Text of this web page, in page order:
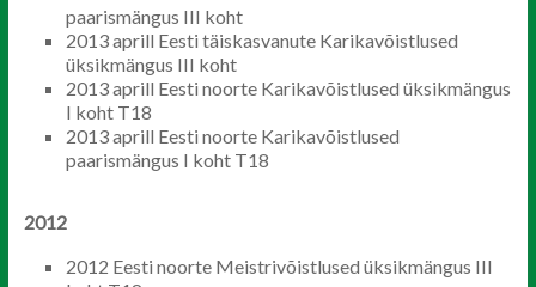
paarismängus III koht
2013 aprill Eesti täiskasvanute Karikavõistlused
üksikmängus III koht
2013 aprill Eesti noorte Karikavõistlused üksikmängus
I koht T18
2013 aprill Eesti noorte Karikavõistlused
paarismängus I koht T18
2012
2012 Eesti noorte Meistrivõistlused üksikmängus III